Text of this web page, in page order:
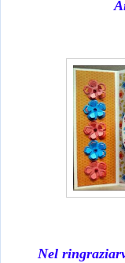
Nel